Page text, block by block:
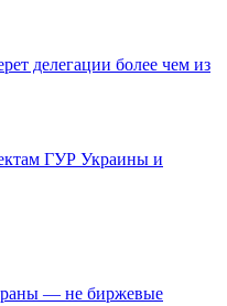
делегации более чем из
ГУР Украины и
— не биржевые